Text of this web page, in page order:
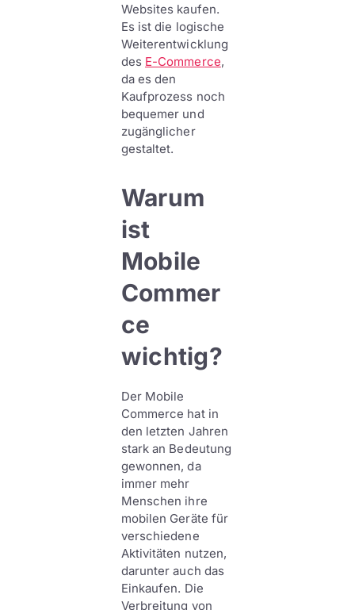
Websites kaufen.
Es ist die logische
Weiterentwicklung
des E-Commerce,
da es den
Kaufprozess noch
bequemer und
zugänglicher
gestaltet.
Warum
ist
Mobile
Commer
ce
wichtig?
Der Mobile
Commerce hat in
den letzten Jahren
stark an Bedeutung
gewonnen, da
immer mehr
Menschen ihre
mobilen Geräte für
verschiedene
Aktivitäten nutzen,
darunter auch das
Einkaufen. Die
Verbreitung von